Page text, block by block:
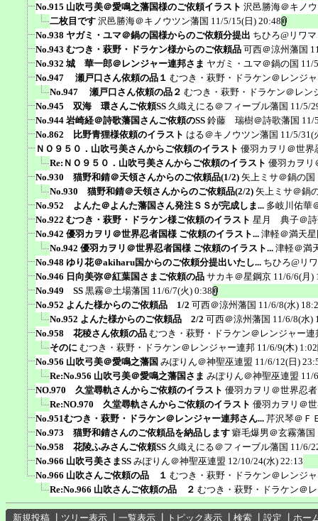
No.915 山吹弓美＠愛鳴之藩国様のご依頼イラスト 沢邑勝海＠キノ
二枚目です 沢邑勝海＠キノウツン藩国 11/5/15(日) 20:48
No.938 ヤガミ・ユマ＠鍋の国様からのご依頼分提出 ちひろ@リワ
No.943 むつき・萩野・ドラケン様からのご依頼品 可西＠涼州藩国
No.932 城 華一郎＠レンジャー連邦さま ヤガミ・ユマ＠鍋の国 11/
No.947 瀬戸口さん依頼の品１ むつき・萩野・ドラケン＠レンジ
No.947 瀬戸口さん依頼の品２ むつき・萩野・ドラケン＠レン
No.945 双海 環さんご依頼SS 久織えにる＠フィーブル藩国 11/5/
No.944 岩崎経＠詩歌藩国さんご依頼のSS 鈴藤 瑞樹＠詩歌藩国 11/
No.862 比野青狸様依頼のイラスト はる＠キノウツン藩国 11/5/31(
ＮＯ９５０．山吹弓美さんからご依頼のイラスト 優羽カヲリ＠世界
Re:ＮＯ９５０．山吹弓美さんからご依頼のイラスト 優羽カヲリ
No.930 猫野和錆＠天領さんからのご依頼品(1/2) 矢上ミサ＠鍋の国
No.930 猫野和錆＠天領さんからのご依頼品(2/2) 矢上ミサ＠鍋
No.952 よんた＠よんた藩国さん発注ＳＳが完成しま... 多岐川佑華
No.922 むつき・萩野・ドラケン様ご依頼のイラスト 星月 典子＠詩
No.942 優羽カヲリ＠世界忍者国様 ご依頼のイラスト... 津軽＠満天
No.942 優羽カヲリ＠世界忍者国様 ご依頼のイラスト... 津軽＠満
No.948 ゆり花＠akiharu国からのご依頼分提出いたし... ちひろ@リ
No.946 日向美弥＠紅葉国さまご依頼の品 サカキ＠星鋼京 11/6/6(月)
No.949 SS 黒霧＠土場藩国 11/6/7(火) 0:38
No.952 よんた様からのご依頼品 1/2 可西＠涼州藩国 11/6/8(水)
No.952 よんた様からのご依頼品 2/2 可西＠涼州藩国 11/6/8(水)
No.958 花稜さん依頼の品 むつき・萩野・ドラケン＠レンジャー連
そのに むつき・萩野・ドラケン＠レンジャー連邦 11/6/9(木) 1:02
No.956 山吹弓美＠愛鳴之藩国 みぽりん＠神聖巫連盟 11/6/12(日)
Re:No.956 山吹弓美＠愛鳴之藩国さま みぽりん＠神聖巫連盟 11/
NO.970 久堂尋軌さんからご依頼のイラスト 優羽カヲリ＠世界忍
Re:NO.970 久堂尋軌さんからご依頼のイラスト 優羽カヲリ＠
No.951むつき・萩野・ドラケン＠レンジャー連邦さん... 芹沢琴＠Ｆ
No.973 猫野和錆さんのご依頼品を納品します 癖毛爆男＠玄霧藩国
No.958 花陵ふみさんご依頼SS 久織えにる＠フィーブル藩国 11/6/
No.966 山吹弓美さまSS みぽりん＠神聖巫連盟 12/10/24(水) 22:13
No.966 山吹さんご依頼の品 １ むつき・萩野・ドラケン＠レンジ
Re:No.966 山吹さんご依頼の品 ２ むつき・萩野・ドラケン＠
新規投稿 ツリー表示 一覧表示 トピック表示 検索 設定 ホー